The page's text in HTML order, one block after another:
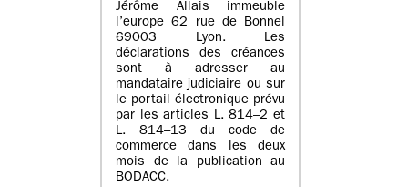
Jérôme Allais immeuble
l’europe 62 rue de Bonnel
69003 Lyon. Les
déclarations des créances
sont à adresser au
mandataire judiciaire ou sur
le portail électronique prévu
par les articles L. 814–2 et
L. 814–13 du code de
commerce dans les deux
mois de la publication au
BODACC.